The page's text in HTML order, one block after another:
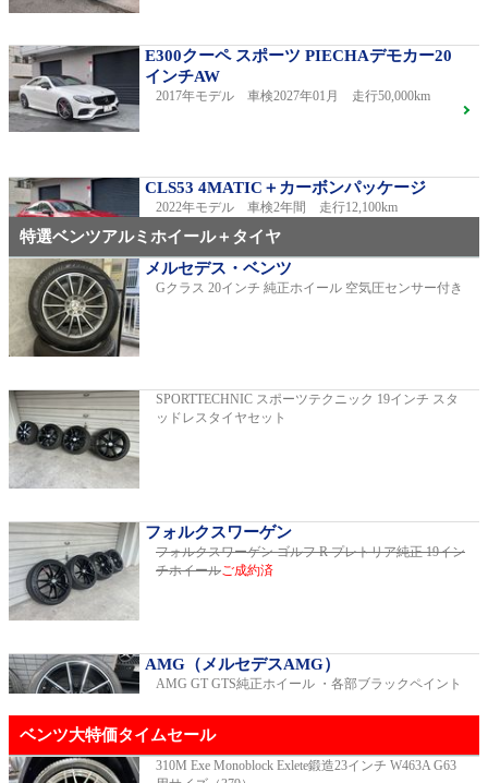
E300クーペ スポーツ PIECHAデモカー20
インチAW
2017年モデル 車検2027年01月 走行50,000km
CLS53 4MATIC＋カーボンパッケージ
2022年モデル 車検2年間 走行12,100km
GT53 4MATIC+ ダイナミックプラスパッ
ケージご成約済
2024年モデル 車検2027年01月 走行8,500km
特選ベンツアルミホイール＋タイヤ
メルセデス・ベンツ
Gクラス 20インチ 純正ホイール 空気圧センサー付き
SPORTTECHNIC スポーツテクニック 19インチ スタ
ッドレスタイヤセット
フォルクスワーゲン
フォルクスワーゲン ゴルフ R プレトリア純正 19イン
チホイールご成約済
AMG（メルセデスAMG）
AMG GT GTS純正ホイール ・各部ブラックペイント
ベンツ大特価タイムセール
310M Exe Monoblock Exlete鍛造23インチ W463A G63